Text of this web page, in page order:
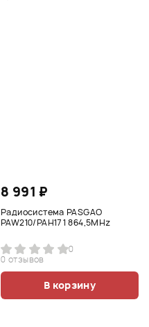
8 991 ₽
Радиосистема PASGAO
PAW210/PAH171 864,5MHz
0
0 отзывов
В корзину